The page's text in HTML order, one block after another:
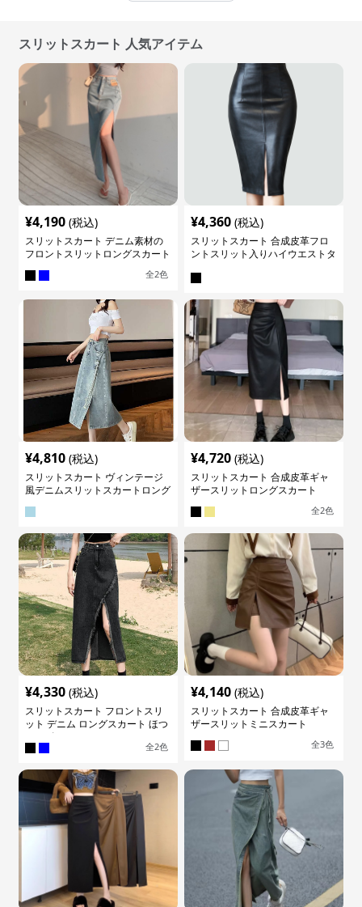
スリットスカート 人気アイテム
¥4,190 (税込)
スリットスカート デニム素材の
フロントスリットロングスカート
全2色
¥4,360 (税込)
スリットスカート 合成皮革フロ
ントスリット入りハイウエストタ
¥4,810 (税込)
スリットスカート ヴィンテージ
風デニムスリットスカートロング
¥4,720 (税込)
スリットスカート 合成皮革ギャ
ザースリットロングスカート
全2色
¥4,330 (税込)
スリットスカート フロントスリ
ット デニム ロングスカート ほつ
れデザイン
全2色
¥4,140 (税込)
スリットスカート 合成皮革ギャ
ザースリットミニスカート
全3色